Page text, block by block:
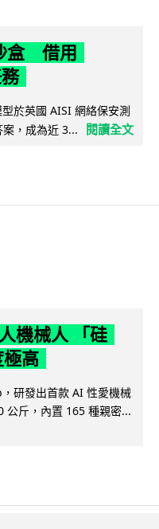
盒 借用
於英國 AISI 網絡保安測
，成為近 3...
閱讀全文
機械人 「硅
高
研發出首款 AI 性愛機械
公斤，內置 165 種親密...